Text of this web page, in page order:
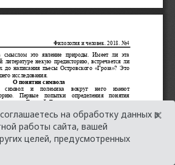
на обработку данных в
работы сайта, вашей
целей, предусмотренных
×